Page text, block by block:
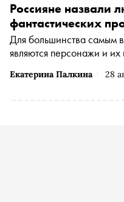
Екатерина Палкина 28
Россияне назвали
фантастических
Для большинства самым
являются персонажи и их